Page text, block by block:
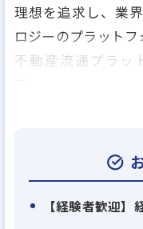
理想を追求し、業
ロジーのプラット
不動産流通プラッ
私たちは不動産を
る「透明性」・「
そしてその2つが担
【経験者歓迎】